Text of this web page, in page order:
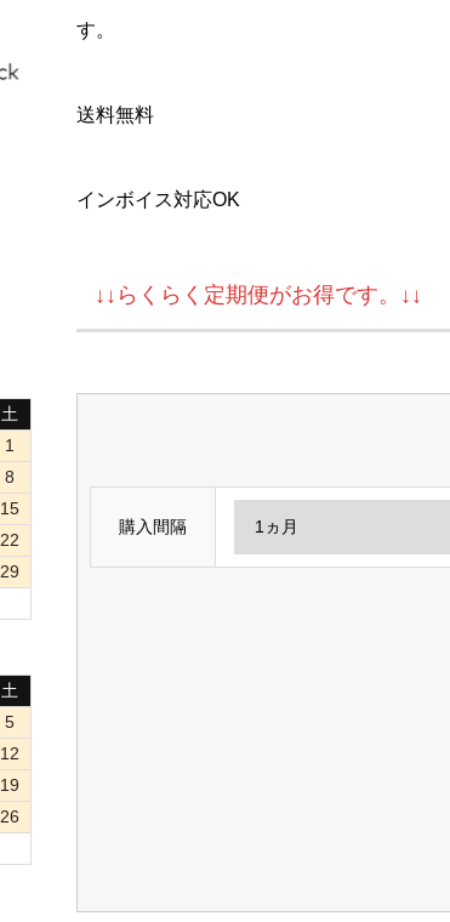
す。
送料無料
インボイス対応OK
↓↓らくらく定期便がお得です。↓↓
購入間隔
土
1
8
15
22
29
土
5
12
19
26